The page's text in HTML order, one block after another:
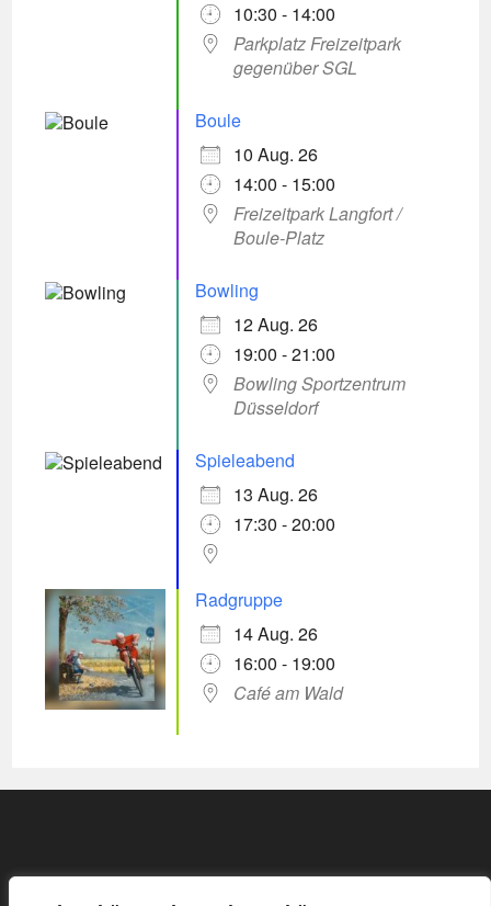
10:30 - 14:00
Parkplatz Freizeitpark
gegenüber SGL
Boule
10 Aug. 26
14:00 - 15:00
Freizeitpark Langfort /
Boule-Platz
Bowling
12 Aug. 26
19:00 - 21:00
Bowling Sportzentrum
Düsseldorf
Spieleabend
13 Aug. 26
17:30 - 20:00
Radgruppe
14 Aug. 26
16:00 - 19:00
Café am Wald